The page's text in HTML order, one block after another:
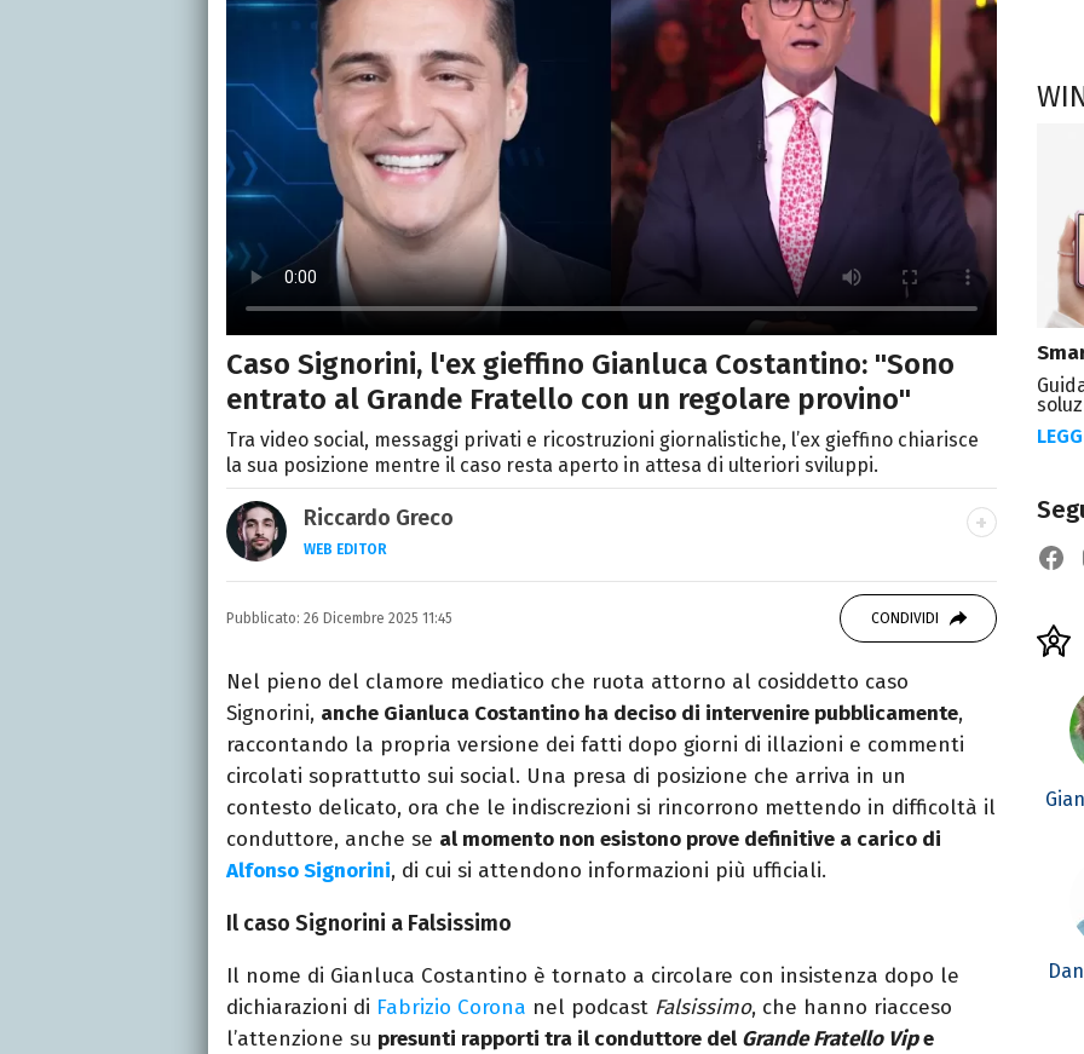
Caso Signorini, l'ex gieffino Gianluca Costantino: "Sono
entrato al Grande Fratello con un regolare provino"
Tra video social, messaggi privati e ricostruzioni giornalistiche, l’ex gieffino chiarisce
la sua posizione mentre il caso resta aperto in attesa di ulteriori sviluppi.
Riccardo Greco
WEB EDITOR
LINKEDIN
Si avvicina all'editoria studiando all'IED come Fashion Editor. Si
specializza poi in Comunicazione digitale, Giornalismo e Nuovi media
presso La Sapienza, collaborando con alcune testate ed uffici stampa.
Pubblicato: 26 Dicembre 2025 11:45 CONDIVIDI
Nel pieno del clamore mediatico che ruota attorno al cosiddetto caso
Signorini, anche Gianluca Costantino ha deciso di intervenire pubblicamente,
raccontando la propria versione dei fatti dopo giorni di illazioni e commenti
circolati soprattutto sui social. Una presa di posizione che arriva in un
contesto delicato, ora che le indiscrezioni si rincorrono mettendo in difficoltà il
conduttore, anche se al momento non esistono prove definitive a carico di
Alfonso Signorini, di cui si attendono informazioni più ufficiali.
Il caso Signorini a Falsissimo
Il nome di Gianluca Costantino è tornato a circolare con insistenza dopo le
dichiarazioni di Fabrizio Corona nel podcast Falsissimo, che hanno riacceso
l’attenzione su presunti rapporti tra il conduttore del Grande Fratello Vipe